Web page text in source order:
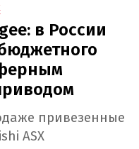
в России
привезенные
ASX